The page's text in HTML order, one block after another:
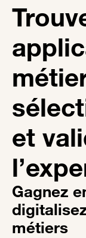
et
Gagnez
métiers